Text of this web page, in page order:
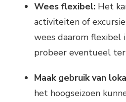
Wees flexibel: Het
activiteiten of
wees daarom flexibel
probeer eventueel
Maak gebruik van
het hoogseizoen